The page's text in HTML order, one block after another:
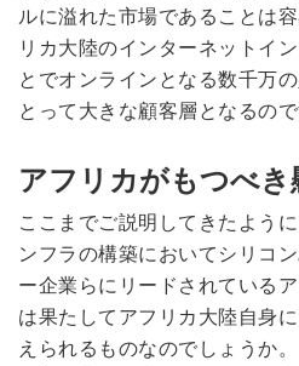
ルに溢れた市場であることは
リカ大陸のインターネットイ
とでオンラインとなる数千万
とって大きな顧客層となるので
アフリカがもつべき
ここまでご説明してきたよう
ンフラの構築においてシリコ
ー企業らにリードされている
は果たしてアフリカ大陸自身
えられるものなのでしょうか